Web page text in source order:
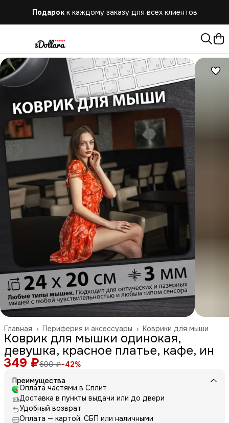
Подарок к каждому заказу для всех клиентов
доставка при заказе от 10.000 руб.
Коврики для мыши
Периферия и аксессуары ›
Главная ›
Коврик для мышки одинокая,
девушка, красное платье, кафе, ин
349 ₽600 ₽−42%
Преимущества
Оплата частями в Сплит
Доставка в пункты выдачи или до двери
Удобный возврат
Оплата — картой, СБП или наличными